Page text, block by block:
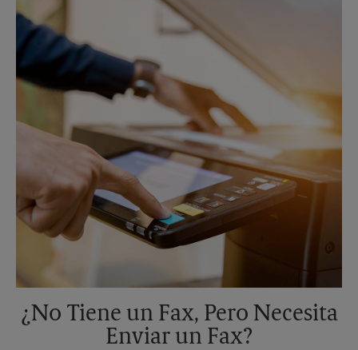
Domingo
Sin Recolección
Lunes
6:30 PM
Martes
¿No Tiene un Fax, Pero Necesita
Enviar un Fax?